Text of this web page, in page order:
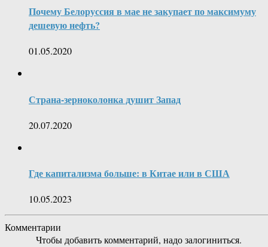
Почему Белоруссия в мае не закупает по максимуму
дешевую нефть?
01.05.2020
Страна-зерноколонка душит Запад
20.07.2020
Где капитализма больше: в Китае или в США
10.05.2023
Комментарии
Чтобы добавить комментарий, надо залогиниться.